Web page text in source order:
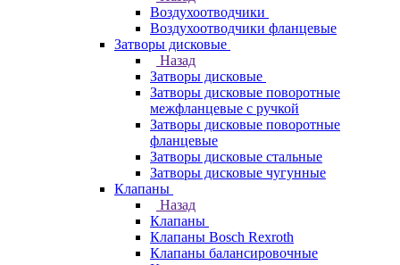
Воздухоотводчики
Воздухоотводчики фланцевые
Затворы дисковые
Назад
Затворы дисковые
Затворы дисковые поворотные
межфланцевые с ручкой
Затворы дисковые поворотные
фланцевые
Затворы дисковые стальные
Затворы дисковые чугунные
Клапаны
Назад
Клапаны
Клапаны Bosch Rexroth
Клапаны балансировочные